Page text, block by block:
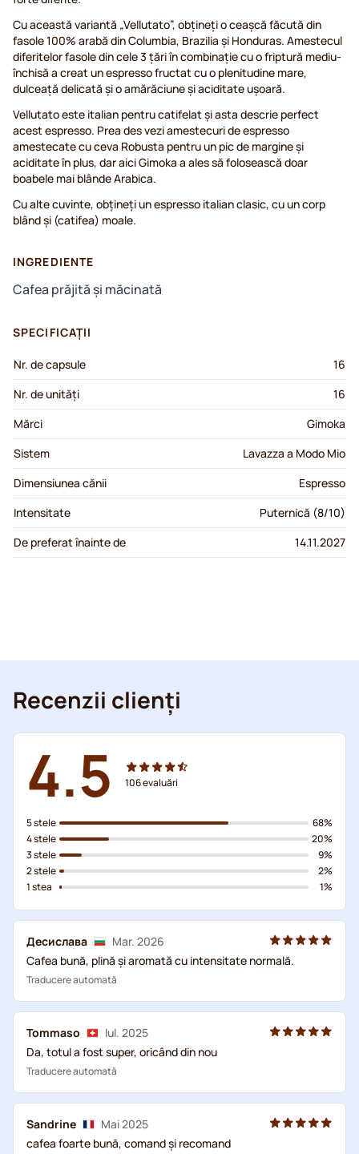
Cu această variantă „Vellutato”, obțineți o ceașcă făcută din
fasole 100% arabă din Columbia, Brazilia și Honduras. Amestecul
diferitelor fasole din cele 3 țări în combinație cu o friptură mediu-
închisă a creat un espresso fructat cu o plenitudine mare,
dulceață delicată și o amărăciune și aciditate ușoară.
Vellutato este italian pentru catifelat și asta descrie perfect
acest espresso. Prea des vezi amestecuri de espresso
amestecate cu ceva Robusta pentru un pic de margine și
aciditate în plus, dar aici Gimoka a ales să folosească doar
boabele mai blânde Arabica.
Cu alte cuvinte, obțineți un espresso italian clasic, cu un corp
blând și (catifea) moale.
INGREDIENTE
Cafea prăjită și măcinată
SPECIFICAȚII
Nr. de capsule
16
Nr. de unități
16
Mărci
Gimoka
Sistem
Lavazza a Modo Mio
Dimensiunea cănii
Espresso
Intensitate
Puternică (8/10)
De preferat înainte de
14.11.2027
Recenzii clienți
4.5 106evaluări
5 stele
4 stele
3 stele
2 stele
1 stea
68%
20%
9%
2%
1%
Десислава
Mar. 2026
Cafea bună, plină și aromată cu intensitate normală.
Traducere automată
Tommaso
Iul. 2025
Da, totul a fost super, oricând din nou
Traducere automată
Sandrine
Mai 2025
cafea foarte bună, comand și recomand